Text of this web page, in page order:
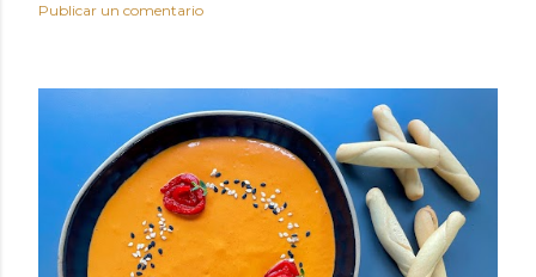
Publicar un comentario